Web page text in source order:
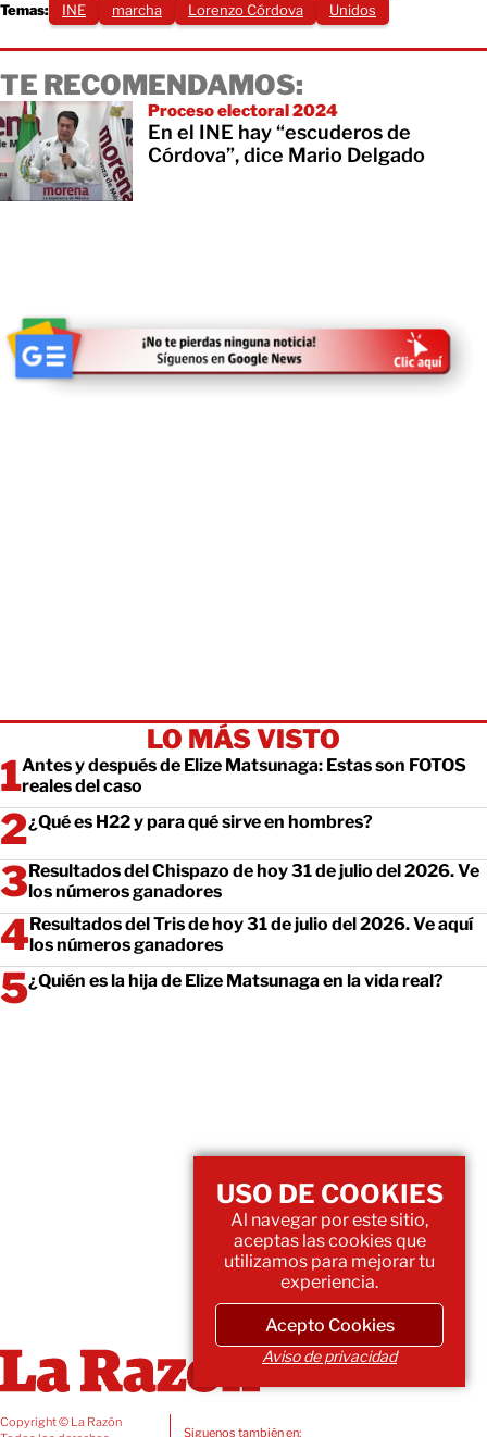
Temas: INE marcha Lorenzo Córdova Unidos
TE RECOMENDAMOS:
Proceso electoral 2024
En el INE hay “escuderos de
Córdova”, dice Mario Delgado
LO MÁS VISTO
Antes y después de Elize Matsunaga: Estas son FOTOS
reales del caso
¿Qué es H22 y para qué sirve en hombres?
Resultados del Chispazo de hoy 31 de julio del 2026. Ve
los números ganadores
Resultados del Tris de hoy 31 de julio del 2026. Ve aquí
los números ganadores
¿Quién es la hija de Elize Matsunaga en la vida real?
Copyright © La Razón
Siguenos también en:
USO DE COOKIES
Al navegar por este sitio,
aceptas las cookies que
utilizamos para mejorar tu
experiencia.
Acepto Cookies
Aviso de privacidad